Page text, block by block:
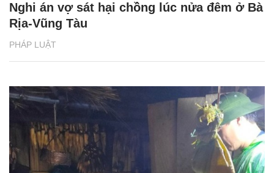
PHÁP LUẬT
Nghi án vợ sát hại chồng lúc nửa đêm ở Bà
Rịa-Vũng Tàu